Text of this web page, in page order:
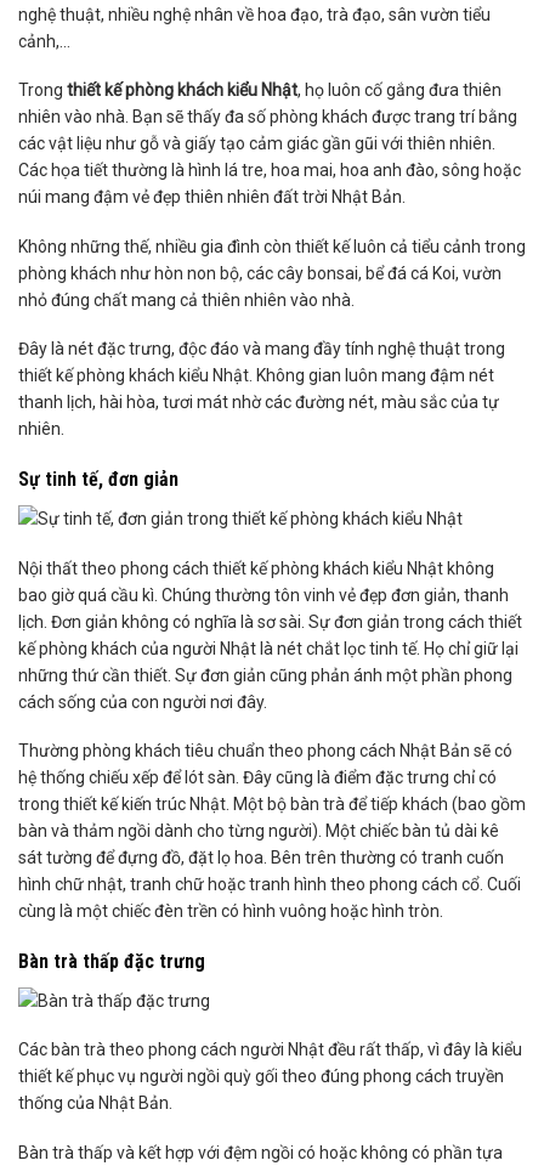
nghệ thuật, nhiều nghệ nhân về hoa đạo, trà đạo, sân vườn tiểu
cảnh,…
Trong thiết kế phòng khách kiểu Nhật, họ luôn cố gắng đưa thiên
nhiên vào nhà. Bạn sẽ thấy đa số phòng khách được trang trí bằng
các vật liệu như gỗ và giấy tạo cảm giác gần gũi với thiên nhiên.
Các họa tiết thường là hình lá tre, hoa mai, hoa anh đào, sông hoặc
núi mang đậm vẻ đẹp thiên nhiên đất trời Nhật Bản.
Không những thế, nhiều gia đình còn thiết kế luôn cả tiểu cảnh trong
phòng khách như hòn non bộ, các cây bonsai, bể đá cá Koi, vườn
nhỏ đúng chất mang cả thiên nhiên vào nhà.
Đây là nét đặc trưng, độc đáo và mang đầy tính nghệ thuật trong
thiết kế phòng khách kiểu Nhật. Không gian luôn mang đậm nét
thanh lịch, hài hòa, tươi mát nhờ các đường nét, màu sắc của tự
nhiên.
Sự tinh tế, đơn giản
Nội thất theo phong cách thiết kế phòng khách kiểu Nhật không
bao giờ quá cầu kì. Chúng thường tôn vinh vẻ đẹp đơn giản, thanh
lịch. Đơn giản không có nghĩa là sơ sài. Sự đơn giản trong cách thiết
kế phòng khách của người Nhật là nét chắt lọc tinh tế. Họ chỉ giữ lại
những thứ cần thiết. Sự đơn giản cũng phản ánh một phần phong
cách sống của con người nơi đây.
Thường phòng khách tiêu chuẩn theo phong cách Nhật Bản sẽ có
hệ thống chiếu xếp để lót sàn. Đây cũng là điểm đặc trưng chỉ có
trong thiết kế kiến trúc Nhật. Một bộ bàn trà để tiếp khách (bao gồm
bàn và thảm ngồi dành cho từng người). Một chiếc bàn tủ dài kê
sát tường để đựng đồ, đặt lọ hoa. Bên trên thường có tranh cuốn
hình chữ nhật, tranh chữ hoặc tranh hình theo phong cách cổ. Cuối
cùng là một chiếc đèn trền có hình vuông hoặc hình tròn.
Bàn trà thấp đặc trưng
Các bàn trà theo phong cách người Nhật đều rất thấp, vì đây là kiểu
thiết kế phục vụ người ngồi quỳ gối theo đúng phong cách truyền
thống của Nhật Bản.
Bàn trà thấp và kết hợp với đệm ngồi có hoặc không có phần tựa